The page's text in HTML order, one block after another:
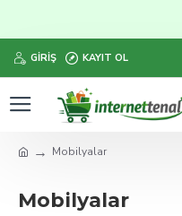
GIRIŞ KAYIT OL
Mobilyalar
Mobilyalar